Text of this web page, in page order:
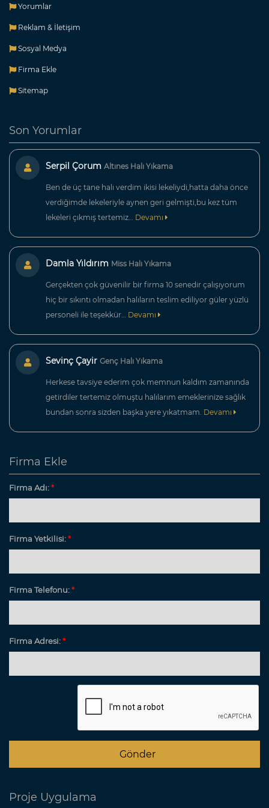
Yorumlar
Reklam & İletişim
Sosyal Medya
Firma Ekle
Sitemap
Son Yorumlar
Serpil Çorum Altınes Halı Yıkama
Ben de üç tane halı verdim ikisi lekeliydi,hatta daha önce
verdiğimde lekeleriyle aynen geri gelmişti,bu kez tüm
lekeleri çıkmış tertemiz… Devamı
Damla Yıldırım Miss Halı Yıkama
Gerçekten çok güvenilir bir firma 10 senedir çalışıyorum
hiç bir sıkıntı olmadan halıların teslim ediliyor güler yüzlü
personeli ile teşekkür… Devamı
Sevinç Çayir Genç Halı Yıkama
Herkese tavsiye ederim çok memnun kaldım zamanında
getirdiler tertemiz olmuştu halılarım emeklerinize sağlık
bundan sonra sizden başka yere yıkatmam. Devamı
Firma Ekle
Firma Adı:*
Firma Yetkilisi:*
Firma Telefonu:*
Firma Adresi:*
Proje Uygulama